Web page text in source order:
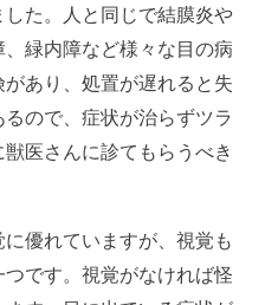
した。人と同じで結膜炎や
緑内障など様々な目の病
あり、処置が遅れると失
ので、症状が治らずツラ
医さんに診てもらうべき
優れていますが、視覚も
です。視覚がなければ怪